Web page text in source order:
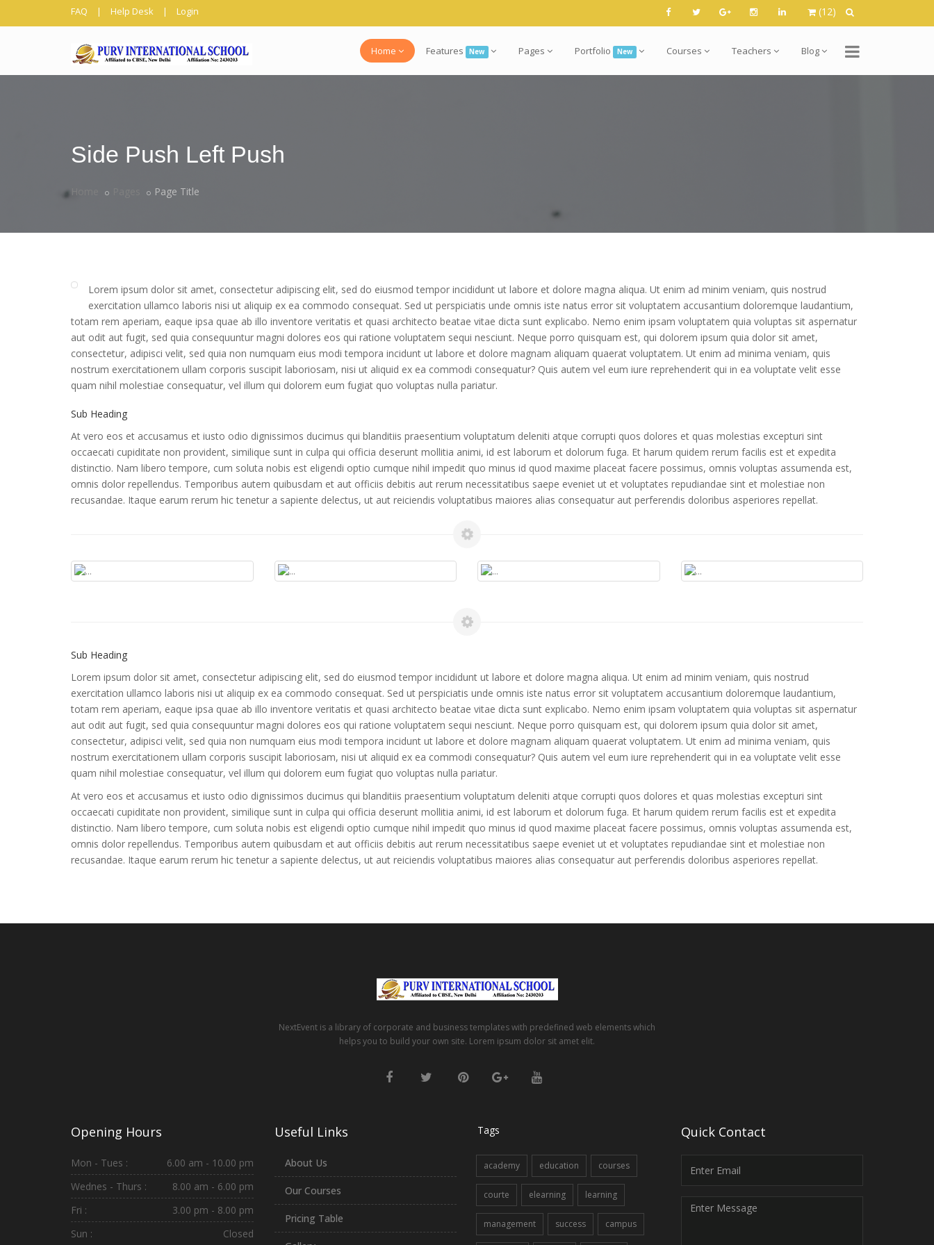
FAQ | Help Desk | Login (12)
Home Features New Pages Portfolio New Courses Teachers Blog
Side Push Left Push
Home Page Title
Lorem ipsum dolor sit amet, consectetur adipiscing elit, sed do eiusmod tempor incididunt ut labore et dolore magna aliqua. Ut enim ad minim veniam, quis nostrud
exercitation ullamco laboris nisi ut aliquip ex ea commodo consequat. Sed ut perspiciatis unde omnis iste natus error sit voluptatem accusantium doloremque laudantium,
totam rem aperiam, eaque ipsa quae ab illo inventore veritatis et quasi architecto beatae vitae dicta sunt explicabo. Nemo enim ipsam voluptatem quia voluptas sit aspernatur
aut odit aut fugit, sed quia consequuntur magni dolores eos qui ratione voluptatem sequi nesciunt. Neque porro quisquam est, qui dolorem ipsum quia dolor sit amet,
consectetur, adipisci velit, sed quia non numquam eius modi tempora incidunt ut labore et dolore magnam aliquam quaerat voluptatem. Ut enim ad minima veniam, quis
nostrum exercitationem ullam corporis suscipit laboriosam, nisi ut aliquid ex ea commodi consequatur? Quis autem vel eum iure reprehenderit qui in ea voluptate velit esse
quam nihil molestiae consequatur, vel illum qui dolorem eum fugiat quo voluptas nulla pariatur.
Sub Heading
At vero eos et accusamus et iusto odio dignissimos ducimus qui blanditiis praesentium voluptatum deleniti atque corrupti quos dolores et quas molestias excepturi sint
occaecati cupiditate non provident, similique sunt in culpa qui officia deserunt mollitia animi, id est laborum et dolorum fuga. Et harum quidem rerum facilis est et expedita
distinctio. Nam libero tempore, cum soluta nobis est eligendi optio cumque nihil impedit quo minus id quod maxime placeat facere possimus, omnis voluptas assumenda est,
omnis dolor repellendus. Temporibus autem quibusdam et aut officiis debitis aut rerum necessitatibus saepe eveniet ut et voluptates repudiandae sint et molestiae non
recusandae. Itaque earum rerum hic tenetur a sapiente delectus, ut aut reiciendis voluptatibus maiores alias consequatur aut perferendis doloribus asperiores repellat.
Sub Heading
Lorem ipsum dolor sit amet, consectetur adipiscing elit, sed do eiusmod tempor incididunt ut labore et dolore magna aliqua. Ut enim ad minim veniam, quis nostrud
exercitation ullamco laboris nisi ut aliquip ex ea commodo consequat. Sed ut perspiciatis unde omnis iste natus error sit voluptatem accusantium doloremque laudantium,
totam rem aperiam, eaque ipsa quae ab illo inventore veritatis et quasi architecto beatae vitae dicta sunt explicabo. Nemo enim ipsam voluptatem quia voluptas sit aspernatur
aut odit aut fugit, sed quia consequuntur magni dolores eos qui ratione voluptatem sequi nesciunt. Neque porro quisquam est, qui dolorem ipsum quia dolor sit amet,
consectetur, adipisci velit, sed quia non numquam eius modi tempora incidunt ut labore et dolore magnam aliquam quaerat voluptatem. Ut enim ad minima veniam, quis
nostrum exercitationem ullam corporis suscipit laboriosam, nisi ut aliquid ex ea commodi consequatur? Quis autem vel eum iure reprehenderit qui in ea voluptate velit esse
quam nihil molestiae consequatur, vel illum qui dolorem eum fugiat quo voluptas nulla pariatur.
At vero eos et accusamus et iusto odio dignissimos ducimus qui blanditiis praesentium voluptatum deleniti atque corrupti quos dolores et quas molestias excepturi sint
occaecati cupiditate non provident, similique sunt in culpa qui officia deserunt mollitia animi, id est laborum et dolorum fuga. Et harum quidem rerum facilis est et expedita
distinctio. Nam libero tempore, cum soluta nobis est eligendi optio cumque nihil impedit quo minus id quod maxime placeat facere possimus, omnis voluptas assumenda est,
omnis dolor repellendus. Temporibus autem quibusdam et aut officiis debitis aut rerum necessitatibus saepe eveniet ut et voluptates repudiandae sint et molestiae non
recusandae. Itaque earum rerum hic tenetur a sapiente delectus, ut aut reiciendis voluptatibus maiores alias consequatur aut perferendis doloribus asperiores repellat.
NextEvent is a library of corporate and business templates with predefined web elements which
helps you to build your own site. Lorem ipsum dolor sit amet elit.
Opening Hours
Mon - Tues :
6.00 am - 10.00 pm
Wednes - Thurs :
8.00 am - 6.00 pm
Fri :
3.00 pm - 8.00 pm
Sun :
Closed
Useful Links
About Us
Our Courses
Pricing Table
Tags
academy education courses
courte elearning learning
management success campus
Quick Contact